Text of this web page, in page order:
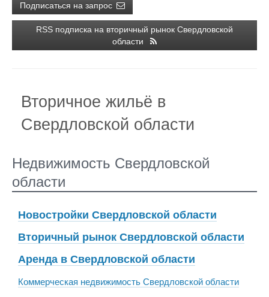
Подписаться на запрос
RSS подписка на вторичный рынок Свердловской
области
Вторичное жильё в
Свердловской области
Недвижимость Свердловской
области
Новостройки Свердловской области
Вторичный рынок Свердловской области
Аренда в Свердловской области
Коммерческая недвижимость Свердловской области